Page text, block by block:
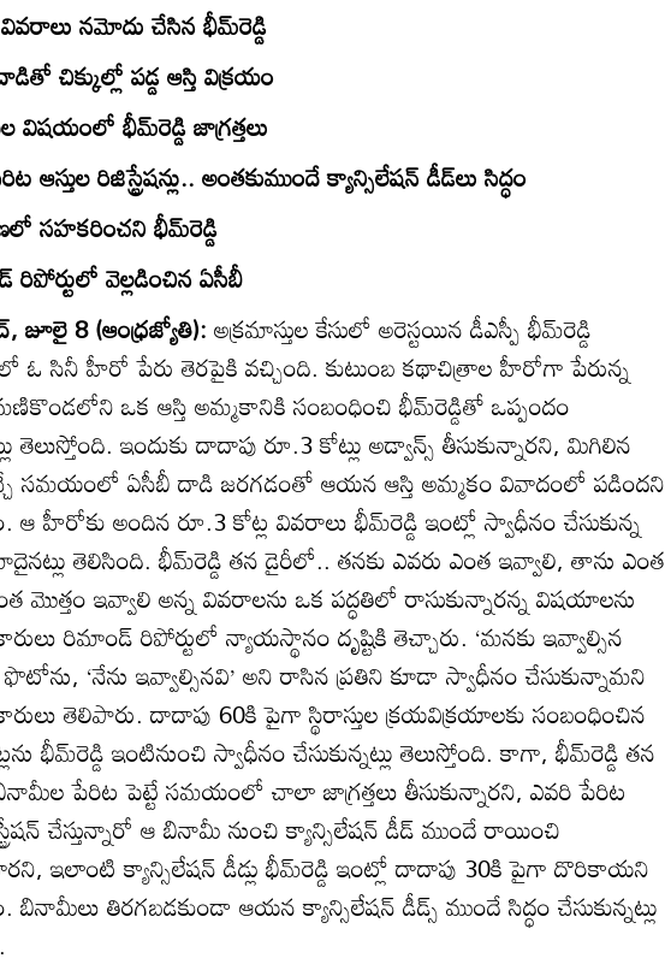
నమోదు చేసిన భీమ్‌రెడ్డి
చిక్కుల్లో పడ్డ ఆస్తి విక్రయం
భీమ్‌రెడ్డి జాగ్రత్తలు
ఆస్తుల రిజిస్ట్రేషన్లు.. అంతకుముందే క్యాన్సిలేషన్‌ డీడ్‌లు సిద్ధం
సహకరించని భీమ్‌రెడ్డి
వెల్లడించిన ఏసీబీ
8 (ఆంధ్రజ్యోతి):అక్రమాస్తుల కేసులో అరెస్టయిన డీఎస్పీ భీమ్‌రెడ్డి
ఓ సినీ హీరో పేరు తెరపైకి వచ్చింది. కుటుంబ కథాచిత్రాల హీరోగా పేరున్న
ఒక ఆస్తి అమ్మకానికి సంబంధించి భీమ్‌రెడ్డితో ఒప్పందం
తెలుస్తోంది. ఇందుకు దాదాపు రూ.3 కోట్లు అడ్వాన్స్‌ తీసుకున్నారని, మిగిలిన
సమయంలో ఏసీబీ దాడి జరగడంతో ఆయన ఆస్తి అమ్మకం వివాదంలో పడిందని
హీరోకు అందిన రూ.3 కోట్ల వివరాలు భీమ్‌రెడ్డి ఇంట్లో స్వాధీనం చేసుకున్న
తెలిసింది. భీమ్‌రెడ్డి తన డైరీలో.. తనకు ఎవరు ఎంత ఇవ్వాలి, తాను ఎంత
మొత్తం ఇవ్వాలి అన్న వివరాలను ఒక పద్ధతిలో రాసుకున్నారన్న విషయాలను
రిమాండ్‌ రిపోర్టులో న్యాయస్థానం దృష్టికి తెచ్చారు. ‘మనకు ఇవ్వాల్సిన
ఫొటోను, ‘నేను ఇవ్వాల్సినవి’ అని రాసిన ప్రతిని కూడా స్వాధీనం చేసుకున్నామని
తెలిపారు. దాదాపు 60కి పైగా స్థిరాస్తుల క్రయవిక్రయాలకు సంబంధించిన
భీమ్‌రెడ్డి ఇంటినుంచి స్వాధీనం చేసుకున్నట్లు తెలుస్తోంది. కాగా, భీమ్‌రెడ్డి తన
బినామీల పేరిట పెట్టే సమయంలో చాలా జాగ్రత్తలు తీసుకున్నారని, ఎవరి పేరిట
చేస్తున్నారో ఆ బినామీ నుంచి క్యాన్సిలేషన్‌ డీడ్‌ ముందే రాయించి
ఇలాంటి క్యాన్సిలేషన్‌ డీడ్లు భీమ్‌రెడ్డి ఇంట్లో దాదాపు 30కి పైగా దొరికాయని
తిరగబడకుండా ఆయన క్యాన్సిలేషన్‌ డీడ్స్‌ ముందే సిద్ధం చేసుకున్నట్లు